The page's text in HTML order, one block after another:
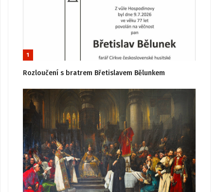
1
Rozloučení s bratrem Břetislavem Bělunkem